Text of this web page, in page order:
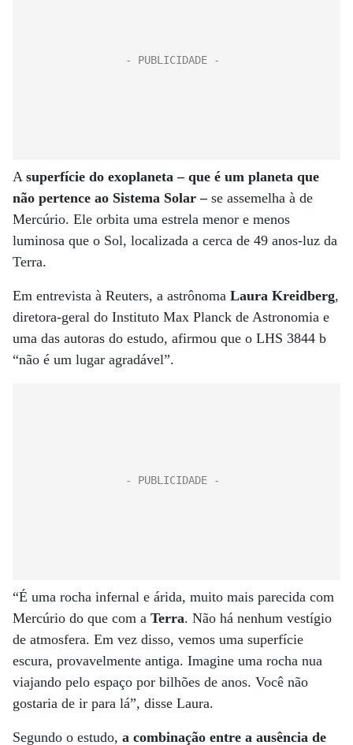
A superfície do exoplaneta – que é um planeta que
não pertence ao Sistema Solar –se assemelha à de
Mercúrio. Ele orbita uma estrela menor e menos
luminosa que o Sol, localizada a cerca de 49 anos-luz da
Terra.
Em entrevista à Reuters, a astrônoma Laura Kreidberg,
diretora-geral do Instituto Max Planck de Astronomia e
uma das autoras do estudo, afirmou que o LHS 3844 b
“não é um lugar agradável”.
“É uma rocha infernal e árida, muito mais parecida com
Mercúrio do que com a Terra. Não há nenhum vestígio
de atmosfera. Em vez disso, vemos uma superfície
escura, provavelmente antiga. Imagine uma rocha nua
viajando pelo espaço por bilhões de anos. Você não
gostaria de ir para lá”, disse Laura.
Segundo o estudo, a combinação entre a ausência de